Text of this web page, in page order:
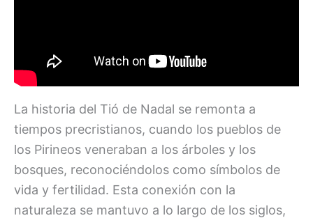
La historia del Tió de Nadal se remonta a
tiempos precristianos, cuando los pueblos de
los Pirineos veneraban a los árboles y los
bosques, reconociéndolos como símbolos de
vida y fertilidad. Esta conexión con la
naturaleza se mantuvo a lo largo de los siglos,